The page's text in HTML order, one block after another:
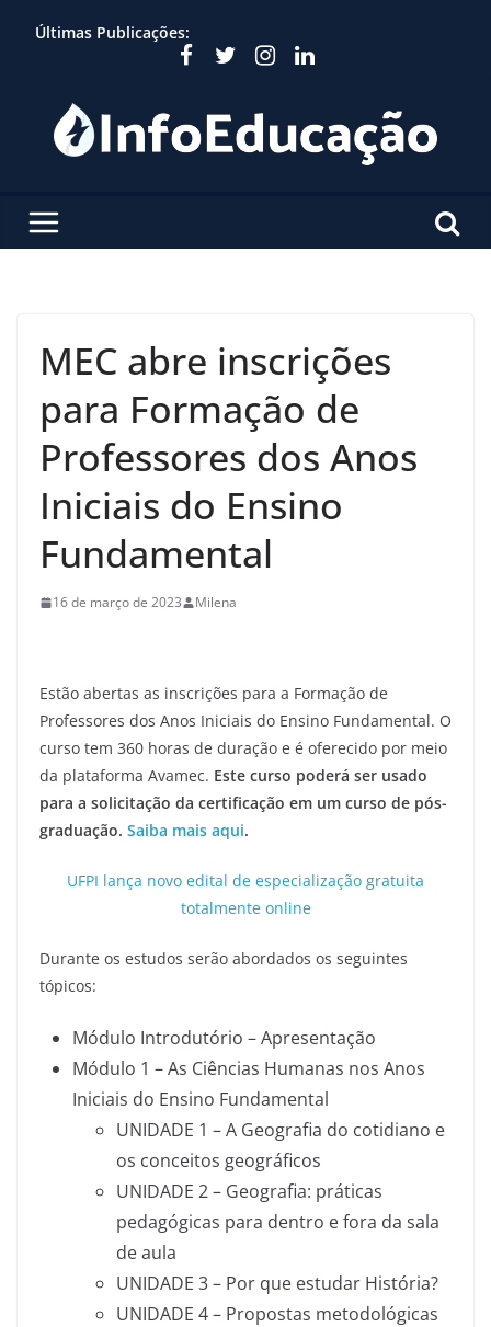
Últimas Publicações:
MEC abre inscrições
para Formação de
Professores dos Anos
Iniciais do Ensino
Fundamental
16 de março de 2023 Milena
Estão abertas as inscrições para a Formação de
Professores dos Anos Iniciais do Ensino Fundamental. O
curso tem 360 horas de duração e é oferecido por meio
da plataforma Avamec. Este curso poderá ser usado
para a solicitação da certificação em um curso de pós-
graduação. Saiba mais aqui.
UFPI lança novo edital de especialização gratuita
totalmente online
Durante os estudos serão abordados os seguintes
tópicos:
Módulo Introdutório – Apresentação
Módulo 1 – As Ciências Humanas nos Anos
Iniciais do Ensino Fundamental
UNIDADE 1 – A Geografia do cotidiano e
os conceitos geográficos
UNIDADE 2 – Geografia: práticas
pedagógicas para dentro e fora da sala
de aula
UNIDADE 3 – Por que estudar História?
UNIDADE 4 – Propostas metodológicas